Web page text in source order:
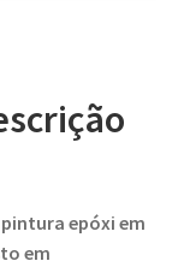
epóxi em
em